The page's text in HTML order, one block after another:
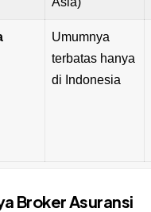
Umumnya
terbatas hanya
di Indonesia
Broker Asuransi